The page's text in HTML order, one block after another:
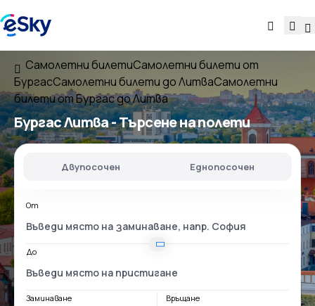
Самолетни билетиСамолетни билети от
БургасСамолетни билети до ЛитваСамолетни
билети от Бургас до Литва
Бургас Литва- Търсене на полети
Двупосочен Еднопосочен
От
До
Заминаване Връщане